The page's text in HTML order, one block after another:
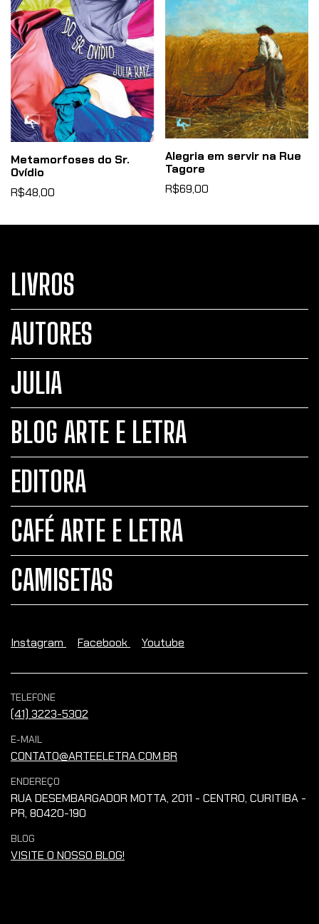
Metamorfoses do Sr.
Ovídio
R$48,00
Alegria em servir na Rue
Tagore
R$69,00
LIVROS
AUTORES
JULIA
BLOG ARTE E LETRA
EDITORA
CAFÉ ARTE E LETRA
CAMISETAS
Instagram Facebook Youtube
TELEFONE
(41) 3223-5302
E-MAIL
CONTATO@ARTEELETRA.COM.BR
ENDEREÇO
RUA DESEMBARGADOR MOTTA, 2011 - CENTRO, CURITIBA -
PR, 80420-190
BLOG
VISITE O NOSSO BLOG!